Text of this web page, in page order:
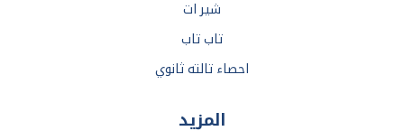
شير ات
تاب تاب
احصاء تالته ثانوي
المزيد